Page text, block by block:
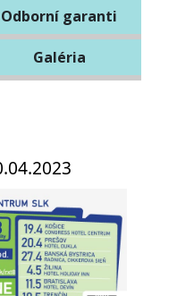
Odborní garanti
Galéria